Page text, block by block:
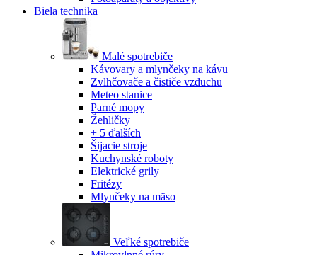
Biela technika
Malé spotrebiče
Kávovary a mlynčeky na kávu
Zvlhčovače a čističe vzduchu
Meteo stanice
Parné mopy
Žehličky
+ 5 ďalších
Šijacie stroje
Kuchynské roboty
Elektrické grily
Fritézy
Mlynčeky na mäso
Veľké spotrebiče